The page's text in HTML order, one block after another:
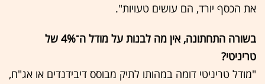
את הכסף יורד, הם עושים טעויות".
בשורה התחתונה, אין מה לבנות על מודל ה־4% של
טריניטי?
"מודל טריניטי דומה במהותו לתיק מבוסס דיבידנדים או אג"ח,